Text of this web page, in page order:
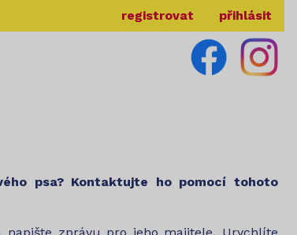
přihlásit
registrovat
psa? Kontaktujte ho pomocí tohoto